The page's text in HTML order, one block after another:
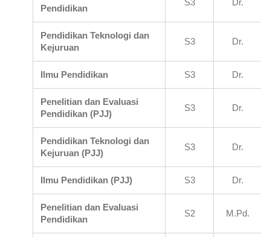
Pendidikan
S3 Dr.
Pendidikan Teknologi dan
Kejuruan
S3 Dr.
Ilmu Pendidikan S3 Dr.
Penelitian dan Evaluasi
Pendidikan (PJJ)
S3 Dr.
Pendidikan Teknologi dan
Kejuruan (PJJ)
S3 Dr.
Ilmu Pendidikan (PJJ) S3 Dr.
Penelitian dan Evaluasi
Pendidikan
S2 M.Pd.